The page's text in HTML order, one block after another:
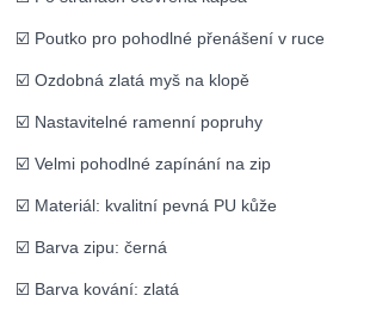
☑️ Poutko pro pohodlné přenášení v ruce
☑️ Ozdobná zlatá myš na klopě
☑️ Nastavitelné ramenní popruhy
☑️ Velmi pohodlné zapínání na zip
☑️ Materiál: kvalitní pevná PU kůže
☑️ Barva zipu: černá
☑️ Barva kování: zlatá